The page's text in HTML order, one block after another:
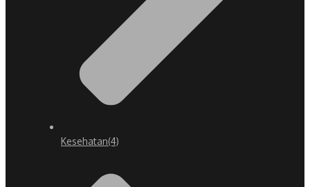
Kesehatan(4)